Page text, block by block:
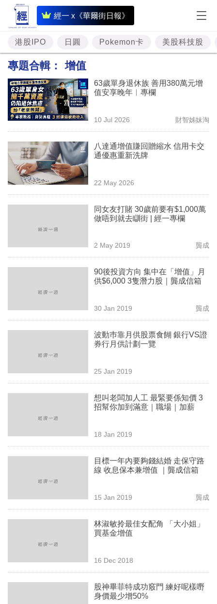
經一 x《華爾街日報》
即
時
財
經
題
投
資
樓
市
理
技
生
欄
區
港股IPO 日圓 Pokemon卡 美股科技股
專題合輯： 增值
63歲單身退休族 善用380萬元增
值安享晚年︳專欄
10 Jul 2026 財智姊妹淘
八達通增值賺回贈縮水 信用卡交
通優惠重新洗牌
22 May 2026
同女友打賭 30歲前要有$1,000萬
做唔到就去瞓街 | 經一專欄
2 May 2019 龔成
90後投資方向 集中在「增值」月
供$6,000 3隻潛力股｜龔成信箱
30 Jan 2019 龔成
波動巿靠月供股票食餬 銀行VS證
券行月供計劃一覽
25 Jan 2019
想叫老闆加人工 最緊要係知價 3
招幫你加到滿意｜職場｜加薪
18 Jan 2019
目標一年內要夠錢結婚 走保守路
線 收息保本兼增值 ｜龔成信箱
15 Jan 2019 龔成
林淑敏拎最佳女配角 「大小姐」
買基金增值
16 Dec 2018
股神畢菲特成功竅門 練好呢樣嘢
身價最少增50%